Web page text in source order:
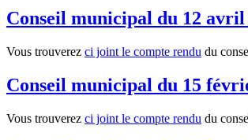
Conseil municipal du 12 avril
Vous trouverez ci joint le compte rendu du
Conseil municipal du 15
Vous trouverez ci joint le compte rendu du